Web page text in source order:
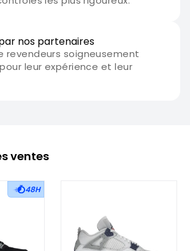
nos partenaires
revendeurs soigneusement
leur expérience et leur
ventes
48H